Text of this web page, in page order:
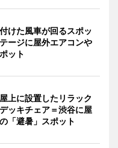
けた風車が回るスポッ
ージに屋外エアコンや
ット
上に設置したリラック
ッキチェア＝渋谷に屋
「避暑」スポット